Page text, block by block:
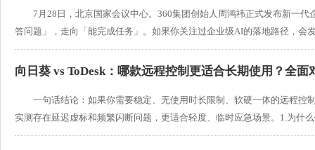
7月28日，北京国家会议中心。360集团创始人周鸿祎正式发布新一
答问题」，走向「能完成任务」。如果你关注过企业级AI的落地路径，会
向日葵 vs ToDesk：哪款远程控制更适合长期使用？全面
一句话结论：如果你需要稳定、无使用时长限制、软硬一体的远程控
实测存在延迟虚标和频繁闪断问题，更适合轻度、临时应急场景。1.为什